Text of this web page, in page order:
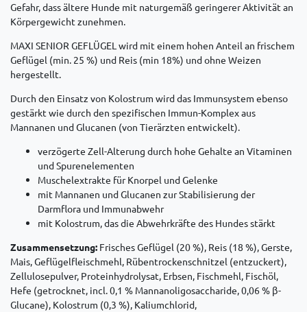
Gefahr, dass ältere Hunde mit naturgemäß geringerer Aktivität an
Körpergewicht zunehmen.
MAXI SENIOR GEFLÜGEL wird mit einem hohen Anteil an frischem
Geflügel (min. 25 %) und Reis (min 18%) und ohne Weizen
hergestellt.
Durch den Einsatz von Kolostrum wird das Immunsystem ebenso
gestärkt wie durch den spezifischen Immun-Komplex aus
Mannanen und Glucanen (von Tierärzten entwickelt).
verzögerte Zell-Alterung durch hohe Gehalte an Vitaminen
und Spurenelementen
Muschelextrakte für Knorpel und Gelenke
mit Mannanen und Glucanen zur Stabilisierung der
Darmflora und Immunabwehr
mit Kolostrum, das die Abwehrkräfte des Hundes stärkt
Zusammensetzung: Frisches Geflügel (20 %), Reis (18 %), Gerste,
Mais, Geflügelfleischmehl, Rübentrockenschnitzel (entzuckert),
Zellulosepulver, Proteinhydrolysat, Erbsen, Fischmehl, Fischöl,
Hefe (getrocknet, incl. 0,1 % Mannanoligosaccharide, 0,06 % β-
Glucane), Kolostrum (0,3 %), Kaliumchlorid,